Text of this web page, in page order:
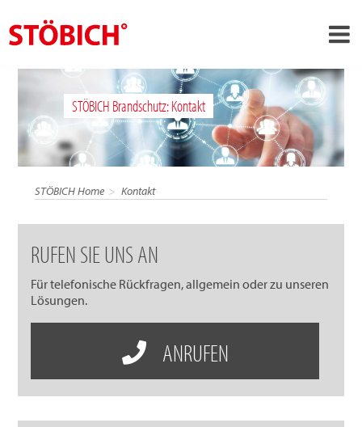
›
Über uns
›
Lösungen
News
Kontakt
STÖBICH Brandschutz: Kontakt
STÖBICH Home Kontakt
RUFEN SIE UNS AN
Für telefonische Rückfragen, allgemein oder zu unseren
Lösungen.
ANRUFEN